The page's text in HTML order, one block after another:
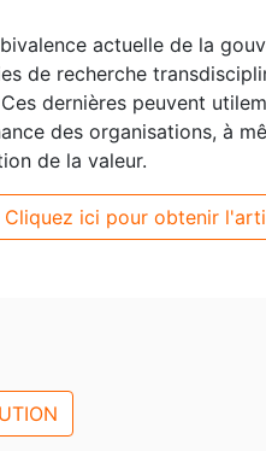
actuelle de la
de recherche
dernières peuvent
des organisations, à
de la valeur.
Cliquez ici pour obtenir